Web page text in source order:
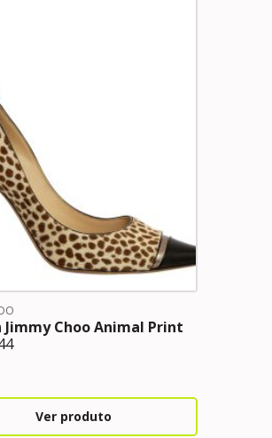
Jimmy Choo Animal Print
Ver produto